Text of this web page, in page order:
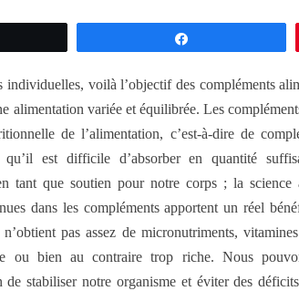
individuelles, voilà l’objectif des compléments
alimentation variée et équilibrée. Les
de l’alimentation, c’est-à-dire de
qu’il est difficile d’absorber en quantité
tant que soutien pour notre corps ; la science
dans les compléments apportent un réel
pas assez de micronutriments,
ou bien au contraire trop riche. Nous
de stabiliser notre organisme et éviter des